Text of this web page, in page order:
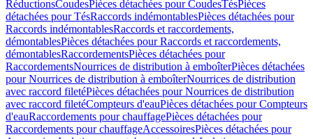
RéductionsCoudesPièces détachées pour CoudesTésPièces
détachées pour TésRaccords indémontablesPièces détachées pour
Raccords indémontablesRaccords et raccordements,
démontablesPièces détachées pour Raccords et raccordements,
démontablesRaccordementsPièces détachées pour
RaccordementsNourrices de distribution à emboîterPièces détachées
pour Nourrices de distribution à emboîterNourrices de distribution
avec raccord filetéPièces détachées pour Nourrices de distribution
avec raccord filetéCompteurs d'eauPièces détachées pour Compteurs
d'eauRaccordements pour chauffagePièces détachées pour
Raccordements pour chauffageAccessoiresPièces détachées pour